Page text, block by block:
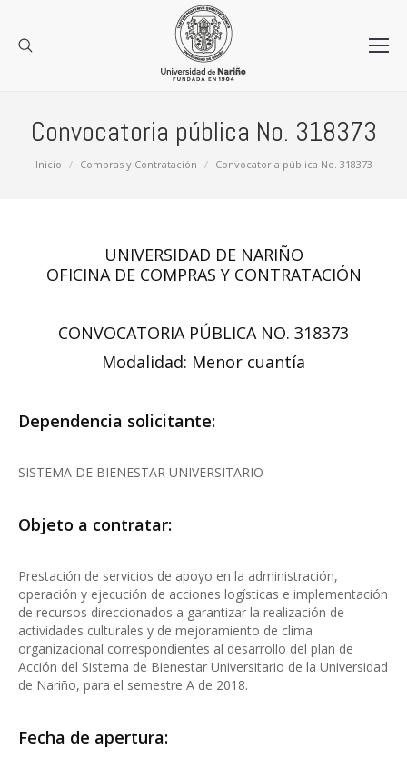
Convocatoria pública No. 318373
Estás aquí:
Inicio Compras y Contratación Convocatoria pública No. 318373
UNIVERSIDAD DE NARIÑO
OFICINA DE COMPRAS Y CONTRATACIÓN
CONVOCATORIA PÚBLICA NO. 318373
Modalidad: Menor cuantía
Dependencia solicitante:
SISTEMA DE BIENESTAR UNIVERSITARIO
Objeto a contratar:
Prestación de servicios de apoyo en la administración,
operación y ejecución de acciones logísticas e implementación
de recursos direccionados a garantizar la realización de
actividades culturales y de mejoramiento de clima
organizacional correspondientes al desarrollo del plan de
Acción del Sistema de Bienestar Universitario de la Universidad
de Nariño, para el semestre A de 2018.
Fecha de apertura: